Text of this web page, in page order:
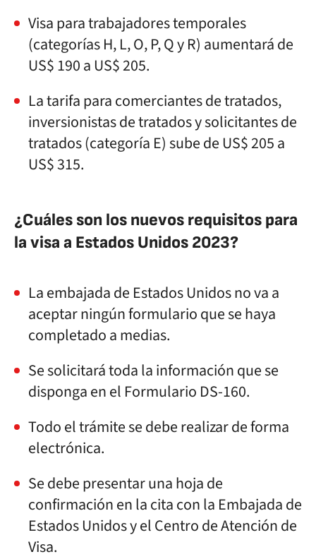
Visa para trabajadores temporales
(categorías H, L, O, P, Q y R) aumentará de
US$ 190 a US$ 205.
La tarifa para comerciantes de tratados,
inversionistas de tratados y solicitantes de
tratados (categoría E) sube de US$ 205 a
US$ 315.
¿Cuáles son los nuevos requisitos para
la visa a Estados Unidos 2023?
La embajada de Estados Unidos no va a
aceptar ningún formulario que se haya
completado a medias.
Se solicitará toda la información que se
disponga en el Formulario DS-160.
Todo el trámite se debe realizar de forma
electrónica.
Se debe presentar una hoja de
confirmación en la cita con la Embajada de
Estados Unidos y el Centro de Atención de
Visa.